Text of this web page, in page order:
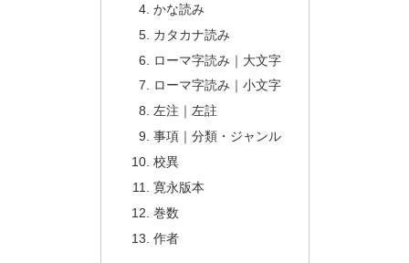
かな読み
カタカナ読み
ローマ字読み｜大文字
ローマ字読み｜小文字
左注｜左註
事項｜分類・ジャンル
校異
寛永版本
巻数
作者